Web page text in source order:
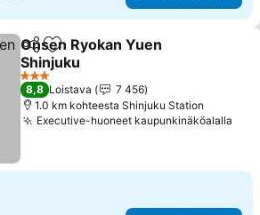
Jaa Lisää suosikkeihin
Onsen Ryokan Yuen
Shinjuku
Katso hinnat
3 Tähtiluokitus
8,8 Loistava
7 456
1.0 km kohteesta Shinjuku Station
Executive-huoneet kaupunkinäköalalla